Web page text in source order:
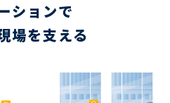
ションで
場を支える